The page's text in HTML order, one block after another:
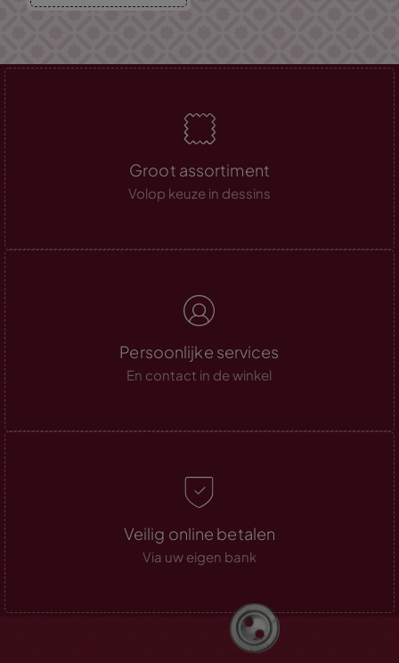
Groot assortiment
Volop keuze in dessins
Persoonlijke services
En contact in de winkel
Veilig online betalen
Via uw eigen bank